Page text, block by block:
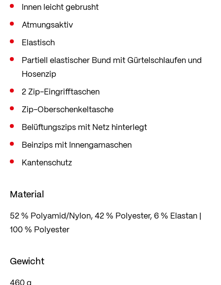
Innen leicht gebrusht
Atmungsaktiv
Elastisch
Partiell elastischer Bund mit Gürtelschlaufen und
Hosenzip
2 Zip-Eingrifftaschen
Zip-Oberschenkeltasche
Belüftungszips mit Netz hinterlegt
Beinzips mit Innengamaschen
Kantenschutz
Material
52 % Polyamid/Nylon, 42 % Polyester, 6 % Elastan |
100 % Polyester
Gewicht
460 g